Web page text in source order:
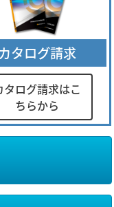
カタログ請求
タログ請求はこ
ちらから